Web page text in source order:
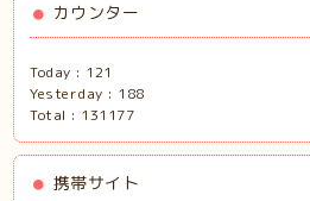
カウンター
Today : 121
Yesterday : 188
Total : 131177
携帯サイト